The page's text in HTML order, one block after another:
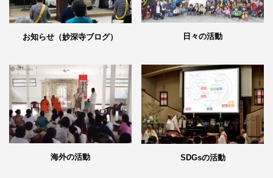
お知らせ（妙深寺ブログ） 日々の活動
海外の活動 SDGsの活動